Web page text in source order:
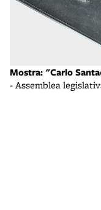
Mostra: "Carlo
- Assemblea